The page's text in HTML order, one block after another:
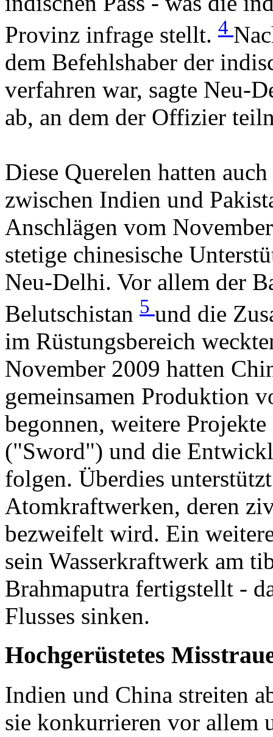
Provinz infrage stellt. 4
dem Befehlshaber der
verfahren war, sagte Neu-
ab, an dem der Offizier
Diese Querelen hatten
zwischen Indien und
Anschlägen vom
stetige chinesische
Neu-Delhi. Vor allem der
Belutschistan 5 und die
im Rüstungsbereich
November 2009 hatten
gemeinsamen Produktion
begonnen, weitere
("Sword") und die
folgen. Überdies
Atomkraftwerken, deren
bezweifelt wird. Ein
sein Wasserkraftwerk am
Brahmaputra fertigstellt -
Flusses sinken.
Hochgerüstetes
Indien und China streiten
sie konkurrieren vor allem